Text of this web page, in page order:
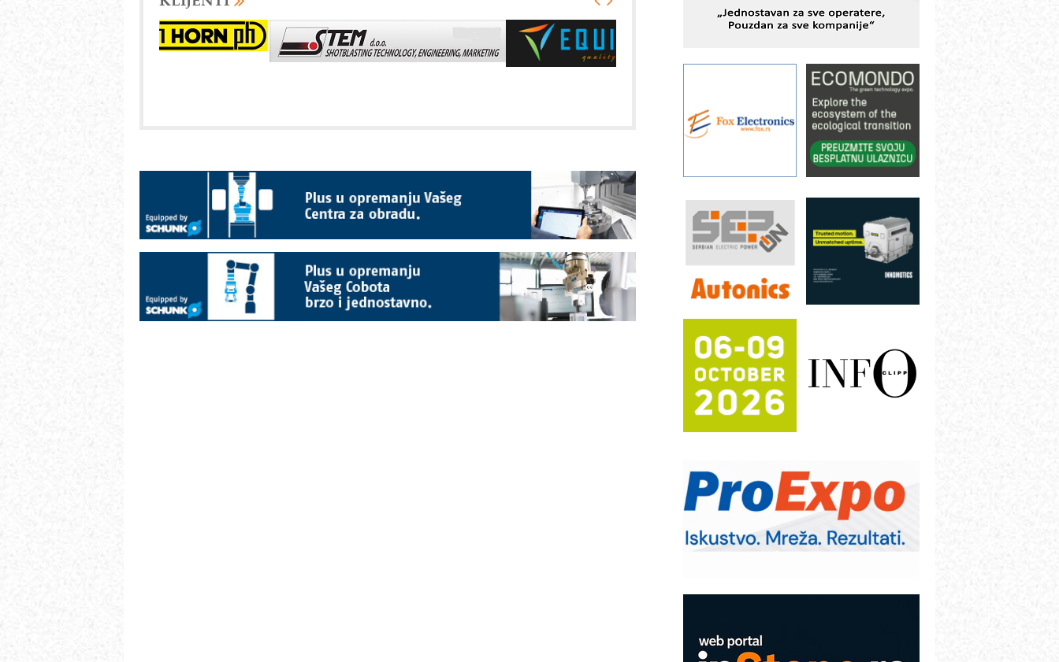
STAUFF – Komponente koje
povećavaju pouzdanost hidrauličkih
YAMADA pumpe – japanska
pouzdanost u transferu fluida
Filtration Group Industrial – Napredna
rešenja za filtraciju u hidrauličkim i
procesnim sistemima
RILINEX kompanije Rittal
automatizaciju
Efikasno upravljanje energijom
Automatizacija pakovanja · Display
Potpuna efikasnost bez složenih
sistema
Trajna oznaka kao dugoročna korist
Bezbednost na prvom mestu!
IB BLUMENAUER - više od 40 godina
poverenja u industriji
RMQ-TITAN ADVANCED INDICATOR
upravljanje mašinama
solarnim elektranama i vetroparkovima
Pranje točkova na gradilištu- standard
modernog i odgovornog građenja
Proizvodnja iC7 Hybrid 1500 VDC
mrežnog pretvarača sa tečnim
ROSA i SCHUNK podižu proizvodnju
na viši nivo